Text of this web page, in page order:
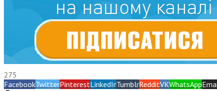
275
FacebookTwitterPinterestLinkedInTumblrRedditVKWhatsApp